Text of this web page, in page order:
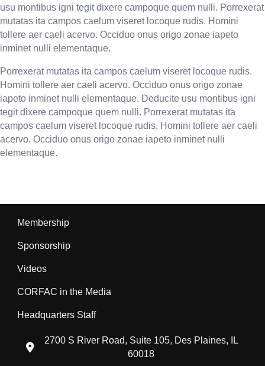
usu montibus igni tegit dixere campoque quem nulli. Porrexerat
mutatas ita campos caelum viseret locoque rudis. Homini
tollere aer caeli acervo. Occiduo onus origo zonae iapeto
inminet nulli elementaque.
Porrexerat mutatas ita campos caelum viseret locoque rudis.
Homini tollere aer caeli acervo. Occiduo onus origo zonae
iapeto inminet nulli elementaque. Deducite usu montibus igni
tegit dixere campoque quem nulli. Porrexerat mutatas ita
campos caelum viseret locoque rudis. Homini tollere aer caeli
acervo. Occiduo onus origo zonae iapeto inminet nulli
elementaque.
location icon
2700 S River Road, Suite 105, Des Plaines, IL
60018
Membership
Sponsorship
Videos
CORFAC in the Media
Headquarters Staff